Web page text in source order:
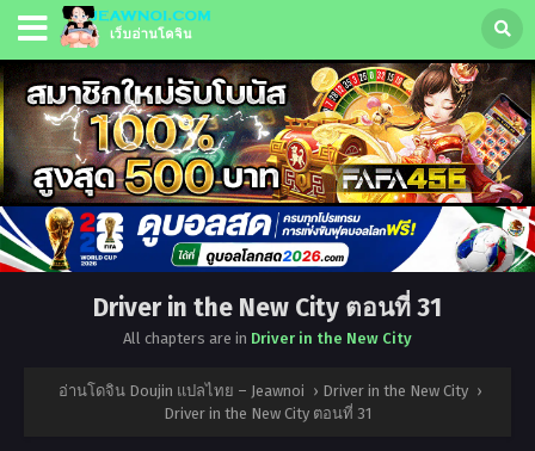
Driver in the New City ตอนที่ 31
All chapters are in Driver in the New City
อ่านโดจิน Doujin แปลไทย – Jeawnoi › Driver in the New City ›
Driver in the New City ตอนที่ 31